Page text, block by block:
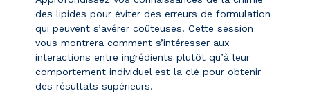
des lipides pour éviter des erreurs de formulation
qui peuvent s’avérer coûteuses. Cette session
vous montrera comment s’intéresser aux
interactions entre ingrédients plutôt qu’à leur
comportement individuel est la clé pour obtenir
des résultats supérieurs.